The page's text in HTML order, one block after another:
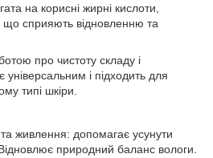
на корисні жирні кислоти,
що сприяють відновленню та
про чистоту складу і
і підходить для
типі шкіри.
живлення: допомагає усунути
природний баланс вологи.